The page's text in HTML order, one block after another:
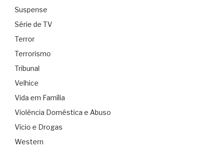
Suspense
Série de TV
Terror
Terrorismo
Tribunal
Velhice
Vida em Família
Violência Doméstica e Abuso
Vício e Drogas
Western